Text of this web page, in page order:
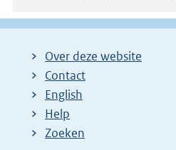
Over deze website
Contact
English
Help
Zoeken